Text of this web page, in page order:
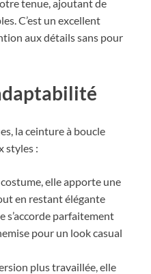
tenue, ajoutant de
C’est un excellent
aux détails sans pour
la ceinture à boucle
styles :
elle apporte une
en restant élégante
s’accorde parfaitement
pour un look casual
plus travaillée, elle